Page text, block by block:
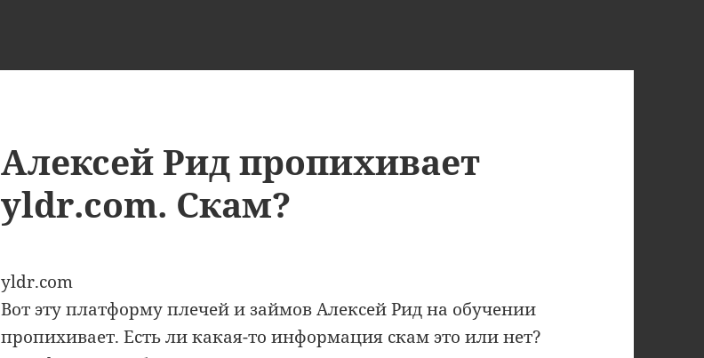
Алексей Рид пропихивает
yldr.com. Скам?
yldr.com
Вот эту платформу плечей и займов Алексей Рид на обучении
пропихивает. Есть ли какая-то информация скам это или нет?